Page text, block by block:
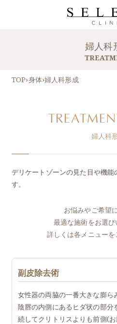
婦人科
TOP›身体›婦人科形成
婦人科
デリケートゾーンの見た目や機
す。
お悩みやご希望
最適な施術をお選び
詳しくは各メニューを
副皮除去術
女性器の両脇の一番大きな膨ら
陰唇の内側にあるヒダ状の部分
続してクリトリスよりも前側(